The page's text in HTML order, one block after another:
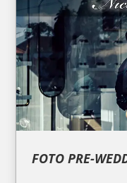
FOTO PRE-